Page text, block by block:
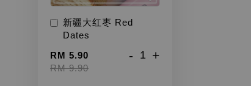
新疆大红枣 Red
Dates
RM 5.90
RM 9.90
- +